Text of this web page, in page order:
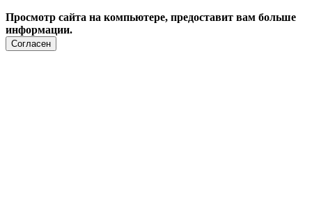
Просмотр сайта на компьютере, предоставит вам больше
информации.
Согласен